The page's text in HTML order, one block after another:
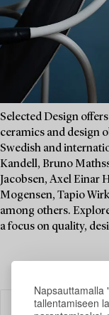
Napsauttamalla
tallentamiseen
Selected Design
ceramics and design
Swedish and
Kandell, Bruno
Jacobsen, Axel Einar
Mogensen, Tapio
among others.
a focus on quality,